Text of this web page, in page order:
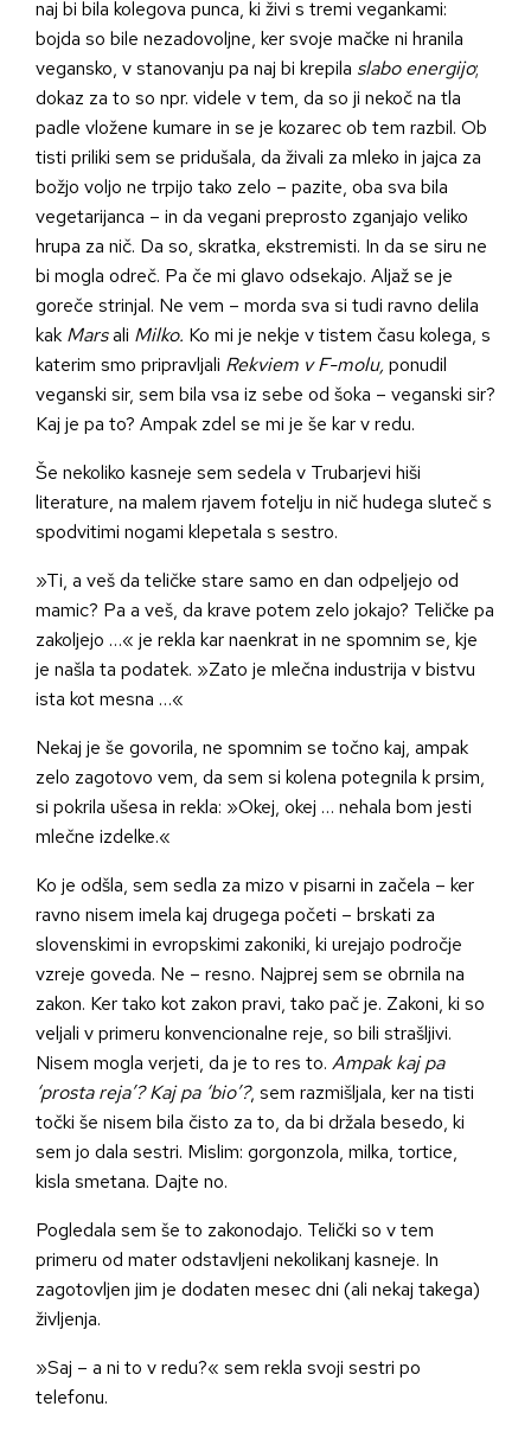
naj bi bila kolegova punca, ki živi s tremi vegankami:
bojda so bile nezadovoljne, ker svoje mačke ni hranila
vegansko, v stanovanju pa naj bi krepila slabo energijo;
dokaz za to so npr. videle v tem, da so ji nekoč na tla
padle vložene kumare in se je kozarec ob tem razbil. Ob
tisti priliki sem se pridušala, da živali za mleko in jajca za
božjo voljo ne trpijo tako zelo – pazite, oba sva bila
vegetarijanca – in da vegani preprosto zganjajo veliko
hrupa za nič. Da so, skratka, ekstremisti. In da se siru ne
bi mogla odreč. Pa če mi glavo odsekajo. Aljaž se je
goreče strinjal. Ne vem – morda sva si tudi ravno delila
kak Marsali Milko. Ko mi je nekje v tistem času kolega, s
katerim smo pripravljali Rekviem v F-molu, ponudil
veganski sir, sem bila vsa iz sebe od šoka – veganski sir?
Kaj je pa to? Ampak zdel se mi je še kar v redu.
Še nekoliko kasneje sem sedela v Trubarjevi hiši
literature, na malem rjavem fotelju in nič hudega sluteč s
spodvitimi nogami klepetala s sestro.
»Ti, a veš da teličke stare samo en dan odpeljejo od
mamic? Pa a veš, da krave potem zelo jokajo? Teličke pa
zakoljejo …« je rekla kar naenkrat in ne spomnim se, kje
je našla ta podatek. »Zato je mlečna industrija v bistvu
ista kot mesna …«
Nekaj je še govorila, ne spomnim se točno kaj, ampak
zelo zagotovo vem, da sem si kolena potegnila k prsim,
si pokrila ušesa in rekla: »Okej, okej … nehala bom jesti
mlečne izdelke.«
Ko je odšla, sem sedla za mizo v pisarni in začela – ker
ravno nisem imela kaj drugega početi – brskati za
slovenskimi in evropskimi zakoniki, ki urejajo področje
vzreje goveda. Ne – resno. Najprej sem se obrnila na
zakon. Ker tako kot zakon pravi, tako pač je. Zakoni, ki so
veljali v primeru konvencionalne reje, so bili strašljivi.
Nisem mogla verjeti, da je to res to. Ampak kaj pa
‘prosta reja’? Kaj pa ‘bio’?, sem razmišljala, ker na tisti
točki še nisem bila čisto za to, da bi držala besedo, ki
sem jo dala sestri. Mislim: gorgonzola, milka, tortice,
kisla smetana. Dajte no.
Pogledala sem še to zakonodajo. Telički so v tem
primeru od mater odstavljeni nekolikanj kasneje. In
zagotovljen jim je dodaten mesec dni (ali nekaj takega)
življenja.
»Saj – a ni to v redu?« sem rekla svoji sestri po
telefonu.